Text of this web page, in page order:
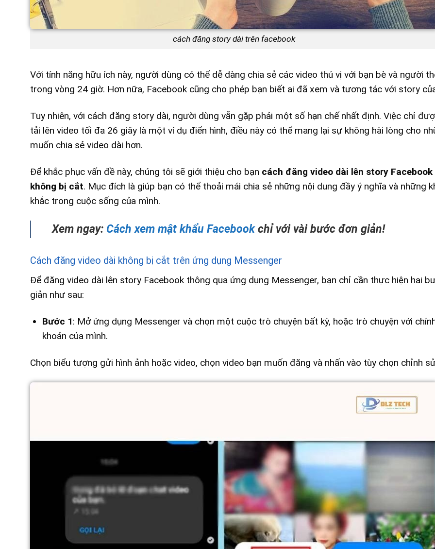
cách đăng story dài trên facebook
Với tính năng hữu ích này, người dùng có thể dễ dàng chia sẻ các video thú vị với bạn bè và người
trong vòng 24 giờ. Hơn nữa, Facebook cũng cho phép bạn biết ai đã xem và tương tác với story
Tuy nhiên, với cách đăng story dài, người dùng vẫn gặp phải một số hạn chế nhất định. Việc chỉ
tải lên video tối đa 26 giây là một ví dụ điển hình, điều này có thể mang lại sự không hài lòng cho
muốn chia sẻ video dài hơn.
Để khắc phục vấn đề này, chúng tôi sẽ giới thiệu cho bạn cách đăng video dài lên story Facebook
không bị cắt. Mục đích là giúp bạn có thể thoải mái chia sẻ những nội dung đầy ý nghĩa và những
khắc trong cuộc sống của mình.
Xem ngay: Cách xem mật khẩu Facebookchỉ với vài bước đơn giản!
Cách đăng video dài không bị cắt trên ứng dụng Messenger
Để đăng video dài lên story Facebook thông qua ứng dụng Messenger, bạn chỉ cần thực hiện hai
giản như sau:
Bước 1: Mở ứng dụng Messenger và chọn một cuộc trò chuyện bất kỳ, hoặc trò chuyện với
khoản của mình.
Chọn biểu tượng gửi hình ảnh hoặc video, chọn video bạn muốn đăng và nhấn vào tùy chọn chỉnh